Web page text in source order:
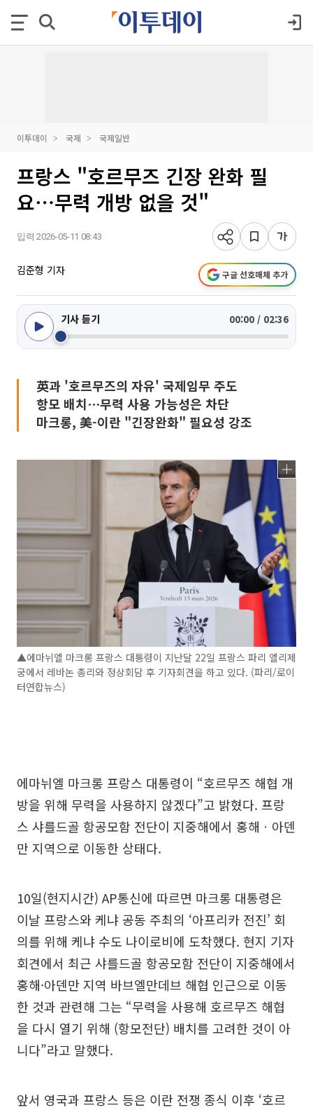
이투데이 국제 국제일반
프랑스 "호르무즈 긴장 완화 필
요⋯무력 개방 없을 것"
입력 2026-05-11 08:43
김준형 기자 구글 선호매체 추가
기사 듣기 00:00 / 02:36
英과 '호르무즈의 자유' 국제임무 주도
항모 배치⋯무력 사용 가능성은 차단
마크롱, 美-이란 "긴장완화" 필요성 강조
▲에마뉘엘 마크롱 프랑스 대통령이 지난달 22일 프랑스 파리 엘리제
궁에서 레바논 총리와 정상회담 후 기자회견을 하고 있다. (파리/로이
터연합뉴스)
에마뉘엘 마크롱 프랑스 대통령이 “호르무즈 해협 개
방을 위해 무력을 사용하지 않겠다”고 밝혔다. 프랑
스 샤를드골 항공모함 전단이 지중해에서 홍해ㆍ아덴
만 지역으로 이동한 상태다.
10일(현지시간) AP통신에 따르면 마크롱 대통령은
이날 프랑스와 케냐 공동 주최의 ‘아프리카 전진’ 회
의를 위해 케냐 수도 나이로비에 도착했다. 현지 기자
회견에서 최근 샤를드골 항공모함 전단이 지중해에서
홍해·아덴만 지역 바브엘만데브 해협 인근으로 이동
한 것과 관련해 그는 “무력을 사용해 호르무즈 해협
을 다시 열기 위해 (항모전단) 배치를 고려한 것이 아
니다”라고 말했다.
앞서 영국과 프랑스 등은 이란 전쟁 종식 이후 ‘호르